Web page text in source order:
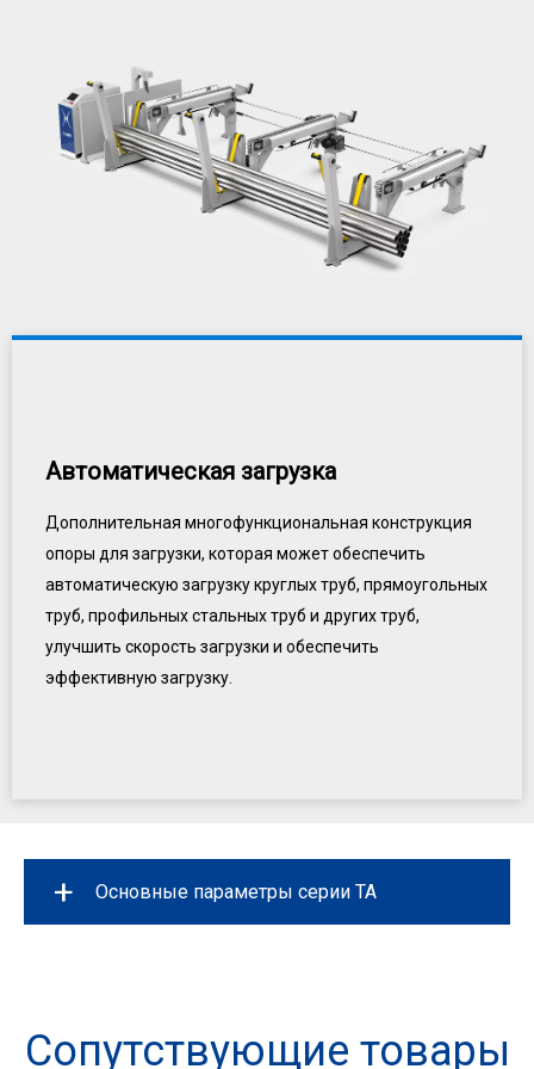
Автоматическая загрузка
Дополнительная многофункциональная конструкция
опоры для загрузки, которая может обеспечить
автоматическую загрузку круглых труб, прямоугольных
труб, профильных стальных труб и других труб,
улучшить скорость загрузки и обеспечить
эффективную загрузку.
+ Основные параметры серии ТА
Сопутствующие товары